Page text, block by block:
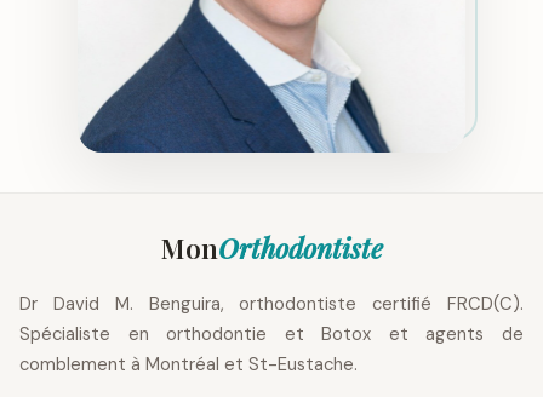
MonOrthodontiste
Dr David M. Benguira, orthodontiste certifié FRCD(C).
Spécialiste en orthodontie et Botox et agents de
comblement à Montréal et St-Eustache.